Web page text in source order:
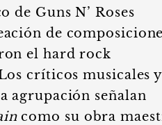
Guns N’ Roses
de
el hard rock
críticos musicales y
agrupación señalan
como su obra